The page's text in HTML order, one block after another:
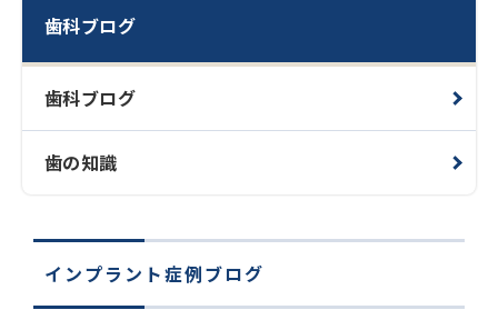
歯科ブログ
歯科ブログ
歯の知識
インプラント症例ブログ